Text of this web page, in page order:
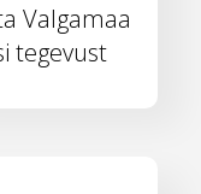
Valgamaa
tegevust